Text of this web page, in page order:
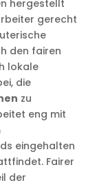
hergestellt
gerecht
den fairen
lokale
die
zu
eng mit
eingehalten
Fairer
der